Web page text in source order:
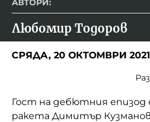
Любомир Тодоров
СРЯДА, 20 ОКТОМВРИ 2021,
Гост на дебютния
ракета Димитър